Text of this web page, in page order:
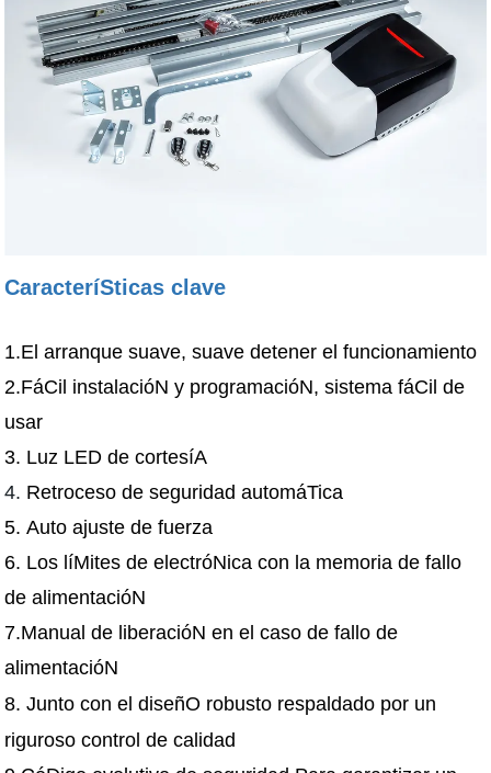
CaracteríSticas clave
1.El arranque suave, suave detener el funcionamiento
2.FáCil instalacióN y programacióN, sistema fáCil de
usar
3. Luz LED de cortesíA
4. Retroceso de seguridad automáTica
5. Auto ajuste de fuerza
6. Los líMites de electróNica con la memoria de fallo
de alimentacióN
7.Manual de liberacióN en el caso de fallo de
alimentacióN
8.Junto con el diseñO robusto respaldado por un
riguroso control de calidad